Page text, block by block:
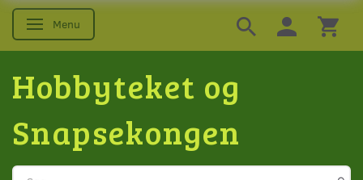
Skifte navigation
Menu
Hobbyteket og
Snapsekongen